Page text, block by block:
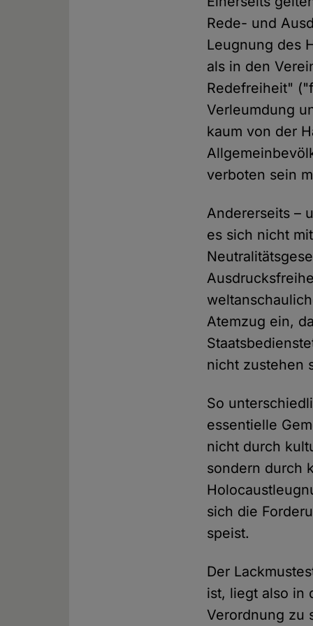
Rede- und
Leugnung des
als in den
Redefreiheit"
Verleumdung
kaum von der
verboten sein
Andererseits –
es sich nicht
Atemzug ein,
nicht zustehen
So
essentielle
nicht durch
sondern durch
sich die
speist.
Der
ist, liegt also in
Verordnung zu